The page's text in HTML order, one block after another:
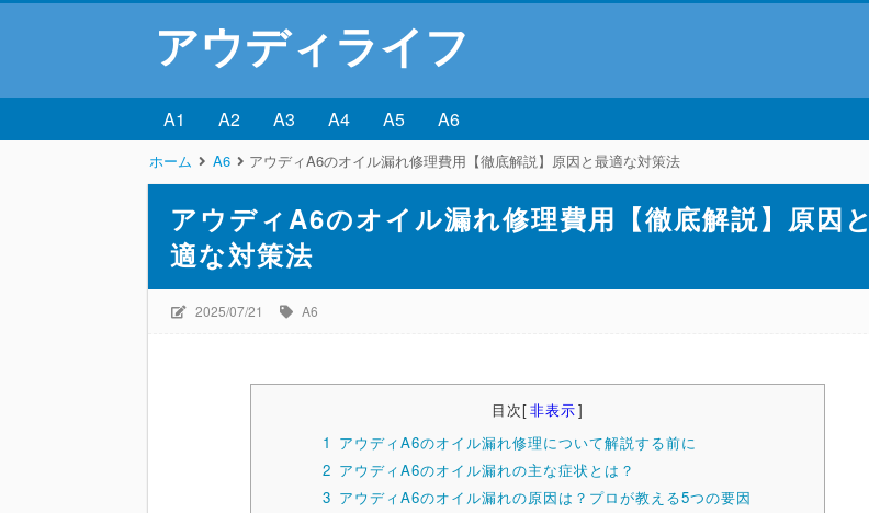
アウディライフ
A1 A2 A3 A4 A5 A6
ホーム A6 アウディA6のオイル漏れ修理費用【徹底解説】原因と最適な対策法
アウディA6のオイル漏れ修理費用【徹底解説】原因
適な対策法
2025/07/21 A6
目次[非表示]
1 アウディA6のオイル漏れ修理について解説する前に
2 アウディA6のオイル漏れの主な症状とは？
3 アウディA6のオイル漏れの原因は？プロが教える5つの要因